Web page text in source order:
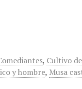
, Cultivo
y hombre, Musa